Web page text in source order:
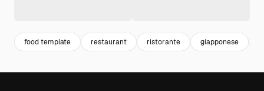
food template restaurant ristorante giapponese